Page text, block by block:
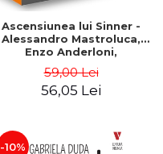
Ascensiunea lui Sinner -
Alessandro Mastroluca,
Enzo Anderloni,
59,00 Lei
56,05 Lei
-10%